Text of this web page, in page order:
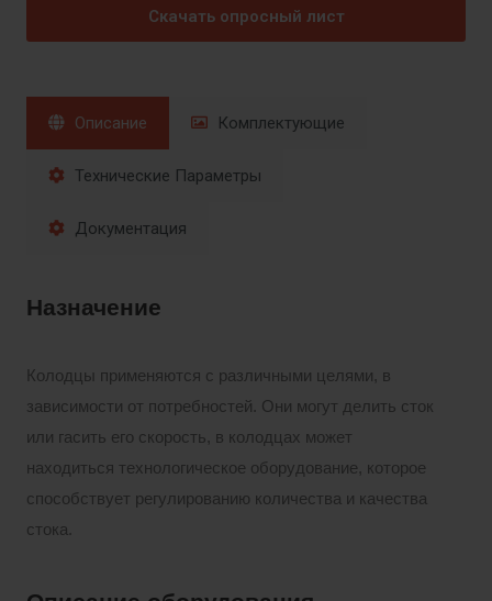
Скачать опросный лист
Описание Комплектующие
Технические Параметры
Документация
Назначение
Колодцы применяются с различными целями, в
зависимости от потребностей. Они могут делить сток
или гасить его скорость, в колодцах может
находиться технологическое оборудование, которое
способствует регулированию количества и качества
стока.